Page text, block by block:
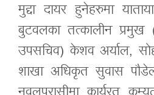
मुद्दा दायर हुनेहरुमा
बुटवलका तत्कालीन प्रमुख
उपसचिव) केशव अर्याल,
शाखा अधिकृत सुवास